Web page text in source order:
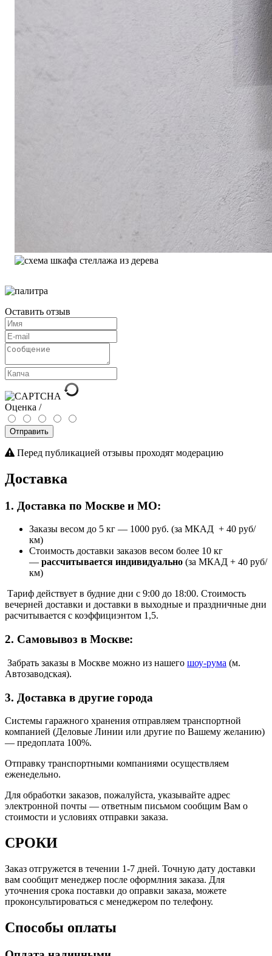
Оставить отзыв
Оценка /
Отправить
Перед публикацией отзывы проходят модерацию
Доставка
1. Доставка по Москве и МО:
Заказы весом до 5 кг — 1000 руб. (за МКАД + 40 руб/
км)
Стоимость доставки заказов весом более 10 кг
— рассчитывается индивидуально (за МКАД + 40 руб/
км)
Тариф действует в будние дни с 9:00 до 18:00. Стоимость
вечерней доставки и доставки в выходные и праздничные дни
расчитывается с коэффициэнтом 1,5.
2. Самовывоз в Москве:
Забрать заказы в Москве можно из нашего шоу-рума (м.
Автозаводская).
3. Доставка в другие города
Системы гаражного хранения отправляем транспортной
компанией (Деловые Линии или другие по Вашему желанию)
— предоплата 100%.
Отправку транспортными компаниями осуществляем
еженедельно.
Для обработки заказов, пожалуйста, указывайте адрес
электронной почты — ответным письмом сообщим Вам о
стоимости и условиях отправки заказа.
СРОКИ
Заказ отгружется в течении 1-7 дней. Точную дату доставки
вам сообщит менеджер после оформлния заказа. Для
уточнения срока поставки до оправки заказа, можете
проконсультироваться с менеджером по телефону.
Способы оплаты